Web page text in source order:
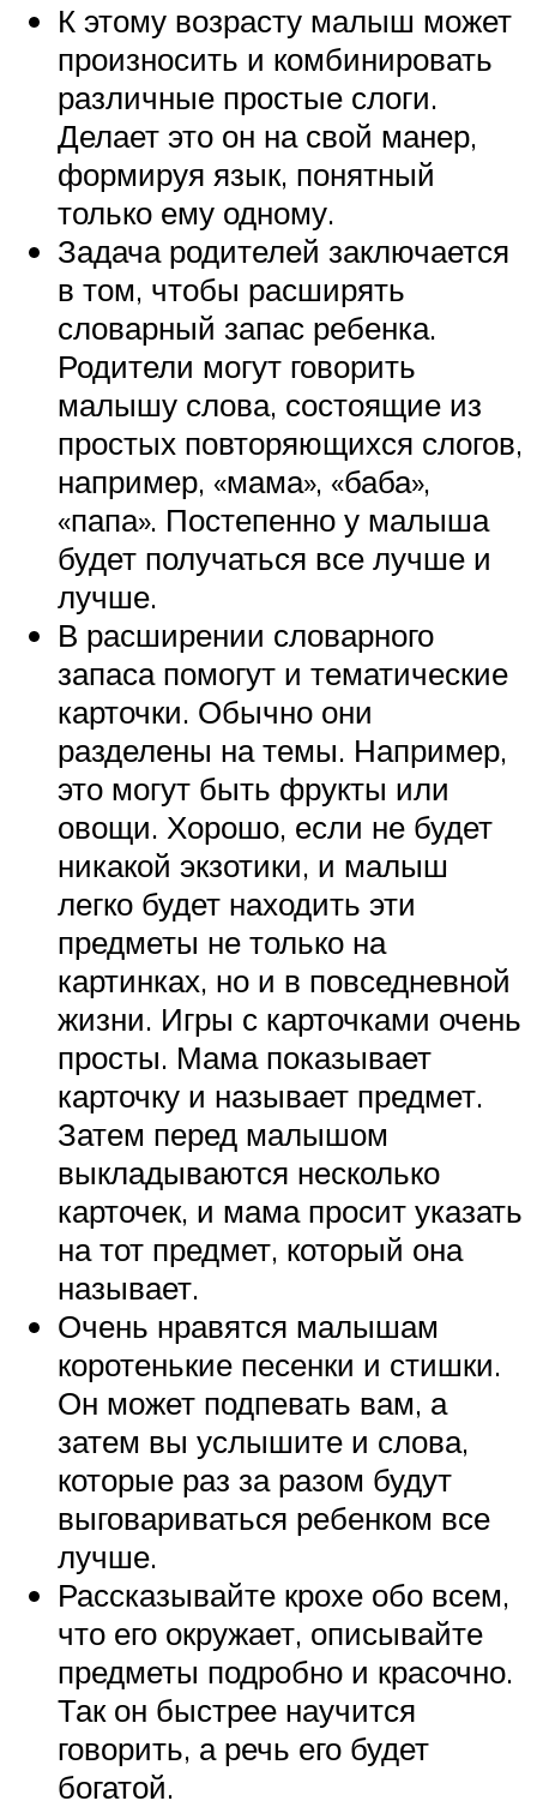
К этому возрасту малыш может
произносить и комбинировать
различные простые слоги.
Делает это он на свой манер,
формируя язык, понятный
только ему одному.
Задача родителей заключается
в том, чтобы расширять
словарный запас ребенка.
Родители могут говорить
малышу слова, состоящие из
простых повторяющихся слогов,
например, «мама», «баба»,
«папа». Постепенно у малыша
будет получаться все лучше и
лучше.
В расширении словарного
запаса помогут и тематические
карточки. Обычно они
разделены на темы. Например,
это могут быть фрукты или
овощи. Хорошо, если не будет
никакой экзотики, и малыш
легко будет находить эти
предметы не только на
картинках, но и в повседневной
жизни. Игры с карточками очень
просты. Мама показывает
карточку и называет предмет.
Затем перед малышом
выкладываются несколько
карточек, и мама просит указать
на тот предмет, который она
называет.
Очень нравятся малышам
коротенькие песенки и стишки.
Он может подпевать вам, а
затем вы услышите и слова,
которые раз за разом будут
выговариваться ребенком все
лучше.
Рассказывайте крохе обо всем,
что его окружает, описывайте
предметы подробно и красочно.
Так он быстрее научится
говорить, а речь его будет
богатой.